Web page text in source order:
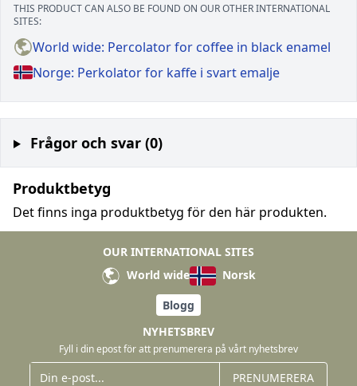
THIS PRODUCT CAN ALSO BE FOUND ON OUR OTHER INTERNATIONAL
SITES:
World wide: Percolator for coffee in black enamel
Norge: Perkolator for kaffe i svart emalje
Frågor och svar (0)
Produktbetyg
Det finns inga produktbetyg för den här produkten.
OUR INTERNATIONAL SITES
World wide
Norsk
Blogg
NYHETSBREV
Fyll i din epost för att prenumerera på vårt nyhetsbrev
PRENUMERERA